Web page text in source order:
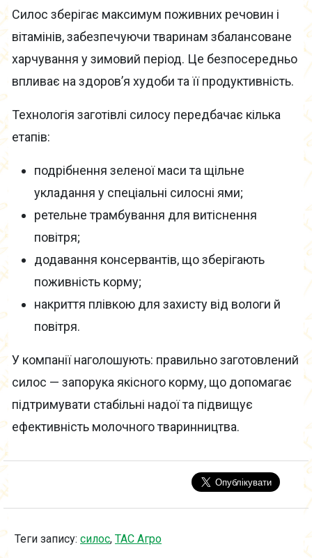
Силос зберігає максимум поживних речовин і
вітамінів, забезпечуючи тваринам збалансоване
харчування у зимовий період. Це безпосередньо
впливає на здоров’я худоби та її продуктивність.
Технологія заготівлі силосу передбачає кілька
етапів:
подрібнення зеленої маси та щільне
укладання у спеціальні силосні ями;
ретельне трамбування для витіснення
повітря;
додавання консервантів, що зберігають
поживність корму;
накриття плівкою для захисту від вологи й
повітря.
У компанії наголошують: правильно заготовлений
силос — запорука якісного корму, що допомагає
підтримувати стабільні надої та підвищує
ефективність молочного тваринництва.
Теги запису: силос, ТАС Агро